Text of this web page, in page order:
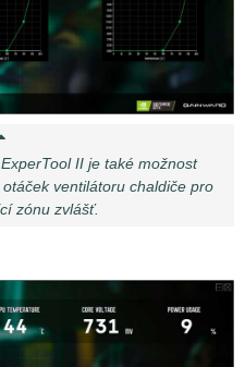
II je také možnost
ventilátoru chaldiče pro
zónu zvlášť.